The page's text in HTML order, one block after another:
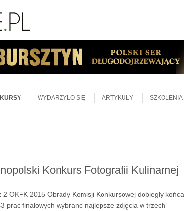
WYDARZYŁO SIĘ ARTYKUŁY SZKOLENIA
Konkurs Fotografii Kulinarnej
2 OKFK 2015 Obrady Komisji Konkursowej dobiegły końca.
prac finałowych wybrano najlepsze zdjęcia w trzech